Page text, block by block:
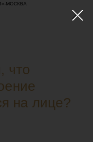
МОСКВА
что
на лице?